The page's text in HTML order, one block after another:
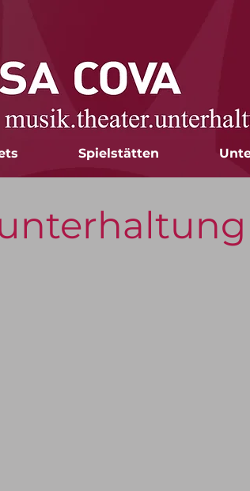
Spielstätten